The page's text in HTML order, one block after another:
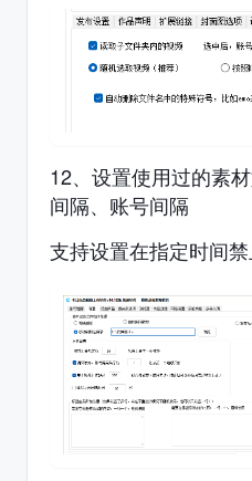
12、设置使用过的素
间隔、账号间隔
支持设置在指定时间